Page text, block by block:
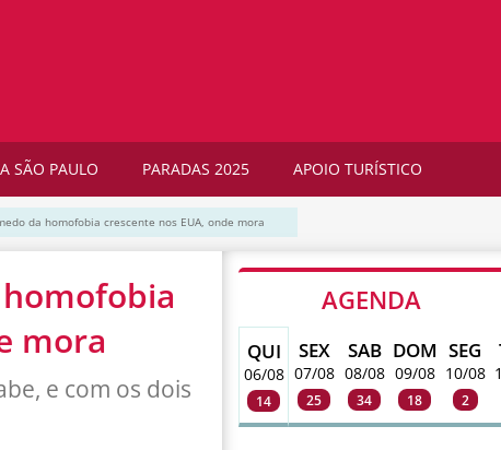
SÃO PAULO PARADAS 2025 APOIO TURÍSTICO
da homofobia crescente nos EUA, onde mora
mora
e com os dois
AGENDA
QUI
06/08
14
SEX
07/08
25
SAB
08/08
34
DOM
09/08
18
SEG
10/08
2